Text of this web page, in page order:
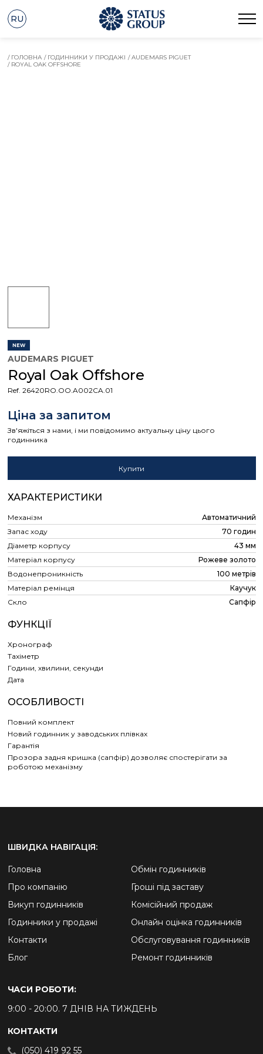
RU
/ ГОЛОВНА / ГОДИННИКИ У ПРОДАЖІ / AUDEMARS PIGUET
/ ROYAL OAK OFFSHORE
NEW
AUDEMARS PIGUET
Royal Oak Offshore
Ref. 26420RO.OO.A002CA.01
Ціна за запитом
Зв'яжіться з нами, і ми повідомимо актуальну ціну цього
годинника
Купити
ХАРАКТЕРИСТИКИ
Механізм
Автоматичний
Запас ходу
70 годин
Діаметр корпусу
43 мм
Матеріал корпусу
Рожеве золото
Водонепроникність
100 метрів
Матеріал ремінця
Каучук
Скло
Сапфір
ФУНКЦІЇ
Хронограф
Тахіметр
Години, хвилини, секунди
Дата
ОСОБЛИВОСТІ
Повний комплект
Новий годинник у заводських плівках
Гарантія
Прозора задня кришка (сапфір) дозволяє спостерігати за
роботою механізму
ШВИДКА НАВІГАЦІЯ:
Головна
Про компанію
Викуп годинників
Годинники у продажі
Контакти
Блог
Обмін годинників
Гроші під заставу
Комісійний продаж
Онлайн оцінка годинників
Обслуговування годинників
Ремонт годинників
ЧАСИ РОБОТИ:
9:00 - 20:00. 7 ДНІВ НА ТИЖДЕНЬ
КОНТАКТИ
(050) 419 92 55